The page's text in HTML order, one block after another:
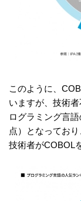
このように、
いますが、技術
ログラミング言
点）となってお
技術者がCOBOL